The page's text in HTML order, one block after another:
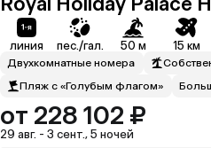
линия пес./гал. 50 м 15 км
Двухкомнатные номера
Пляж с «Голубым флагом»
от 228 102 ₽
29 авг. - 3 сент., 5 ночей